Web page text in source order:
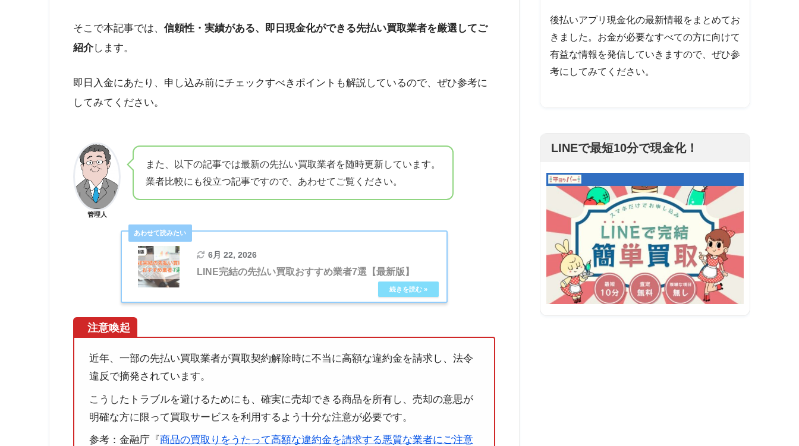
そこで本記事では、 信頼性・実績がある、即日現金化ができる先払い買取業者を厳選してご
紹介します。
即日入金にあたり、申し込み前にチェックすべきポイントも解説しているので、ぜひ参考に
してみてください。
管理人
また、以下の記事では最新の先払い買取業者を随時更新しています。
業者比較にも役立つ記事ですので、あわせてご覧ください。
6月 22, 2026
LINE完結の先払い買取おすすめ業者7選【最新版】
注意喚起
近年、一部の先払い買取業者が買取契約解除時に不当に高額な違約金を請求し、法令
違反で摘発されています。
こうしたトラブルを避けるためにも、確実に売却できる商品を所有し、売却の意思が
明確な方に限って買取サービスを利用するよう十分な注意が必要です。
参考：金融庁『商品の買取りをうたって高額な違約金を請求する悪質な業者にご注意
後払いアプリ現金化の最新情報をまとめてお
きました。お金が必要なすべての方に向けて
有益な情報を発信していきますので、ぜひ参
考にしてみてください。
LINEで最短10分で現金化！